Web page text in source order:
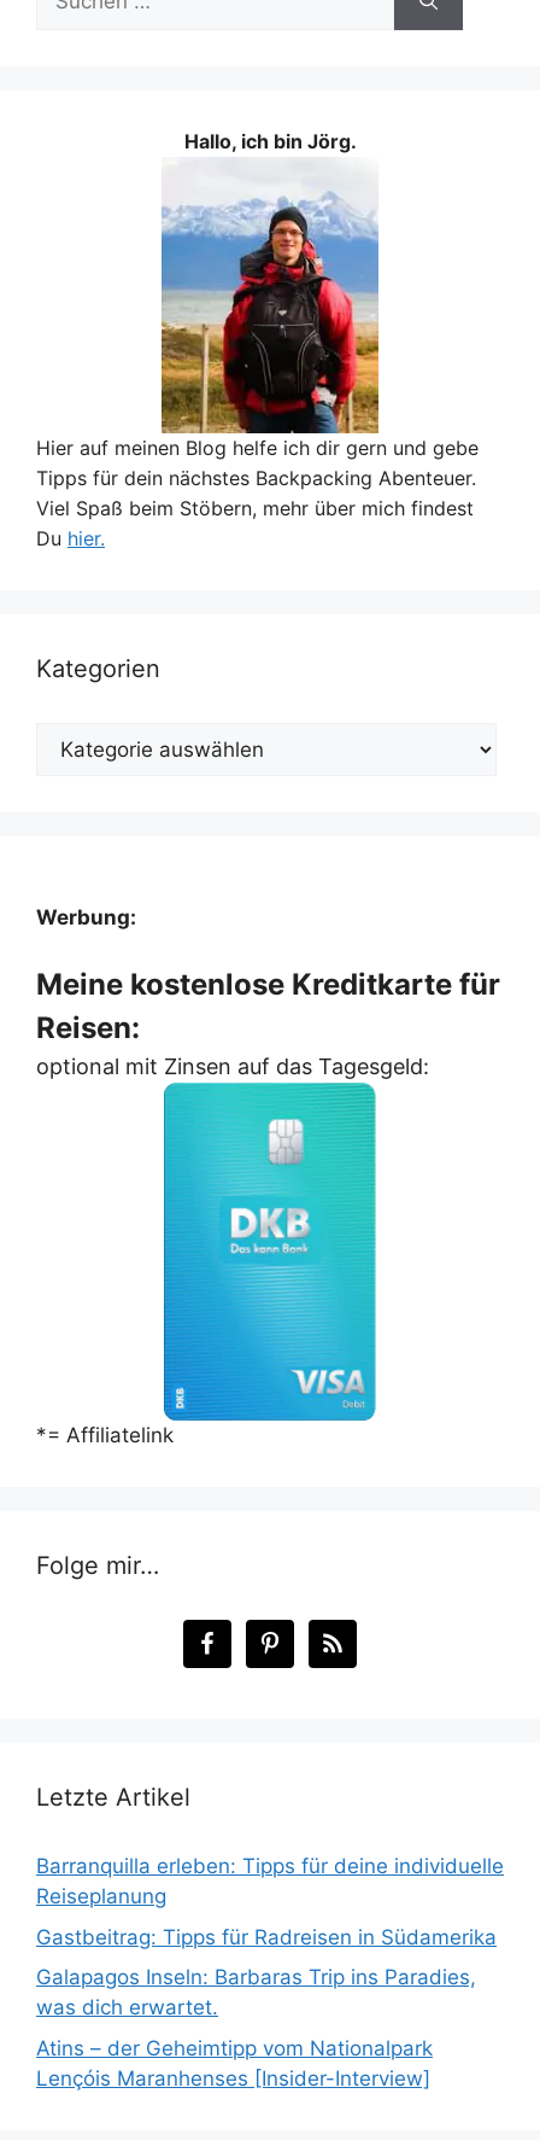
nach:
Hallo, ich bin Jörg.
Hier auf meinen Blog helfe ich dir gern und gebe
Tipps für dein nächstes Backpacking Abenteuer.
Viel Spaß beim Stöbern, mehr über mich findest
Du hier.
Kategorien
Kategorien
Werbung:
Meine kostenlose Kreditkarte für
Reisen:
optional mit Zinsen auf das Tagesgeld:
*= Affiliatelink
Folge mir…
Letzte Artikel
Barranquilla erleben: Tipps für deine individuelle
Reiseplanung
Gastbeitrag: Tipps für Radreisen in Südamerika
Galapagos Inseln: Barbaras Trip ins Paradies,
was dich erwartet.
Atins – der Geheimtipp vom Nationalpark
Lençóis Maranhenses [Insider-Interview]